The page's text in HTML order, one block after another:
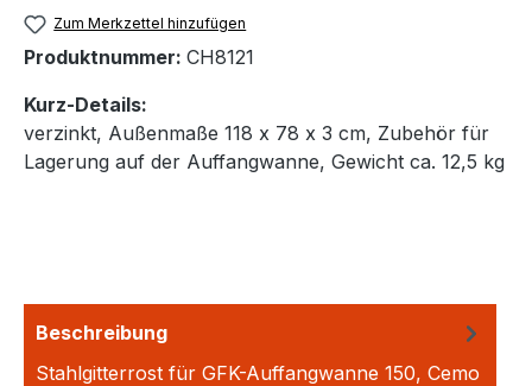
Zum Merkzettel hinzufügen
Produktnummer: CH8121
Kurz-Details:
verzinkt, Außenmaße 118 x 78 x 3 cm, Zubehör für
Lagerung auf der Auffangwanne, Gewicht ca. 12,5 kg
Beschreibung
Stahlgitterrost für GFK-Auffangwanne 150, Cemo